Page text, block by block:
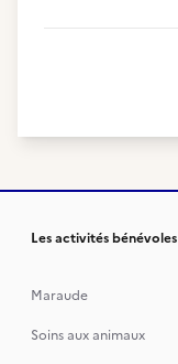
Les activités bénévoles
Maraude
Soins aux animaux